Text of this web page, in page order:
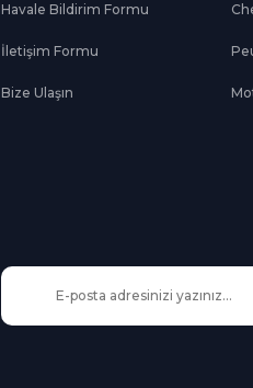
Gönder
Havale Bildirim Formu
İletişim Formu
Bize Ulaşın